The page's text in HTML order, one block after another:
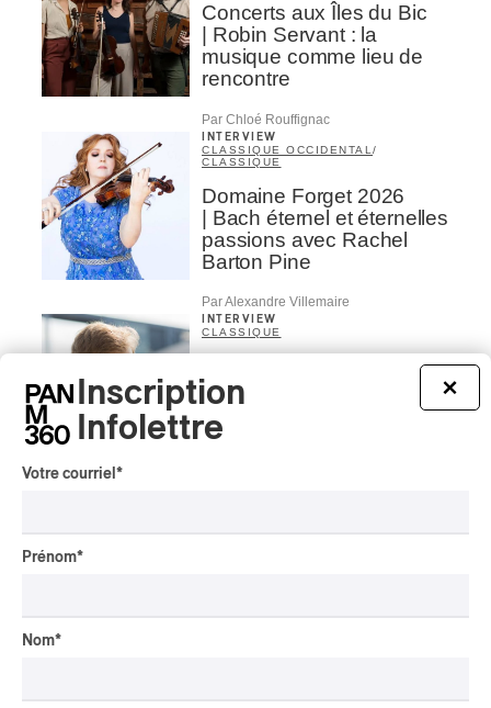
Concerts aux Îles du Bic
| Robin Servant : la
musique comme lieu de
rencontre
Par Chloé Rouffignac
INTERVIEW
CLASSIQUE OCCIDENTAL /
CLASSIQUE
Domaine Forget 2026
| Bach éternel et éternelles
passions avec Rachel
Barton Pine
Par Alexandre Villemaire
INTERVIEW
CLASSIQUE
Élan de cordes dans les
parcs de Montréal avec
Andrei Feher et
l’Orchestre classique de
×
Inscription
Infolettre
Votre courriel *
Prénom*
Nom*